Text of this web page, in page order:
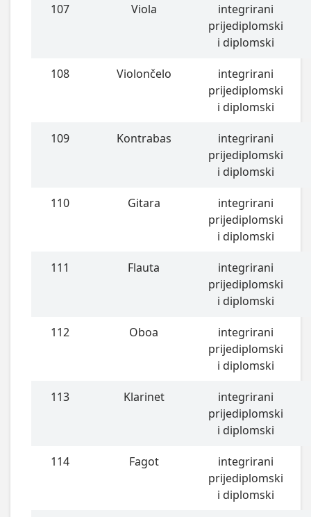
107 Viola
integrirani
prijediplomski
i diplomski
108 Violončelo
integrirani
prijediplomski
i diplomski
109 Kontrabas
integrirani
prijediplomski
i diplomski
110 Gitara
integrirani
prijediplomski
i diplomski
111 Flauta
integrirani
prijediplomski
i diplomski
112 Oboa
integrirani
prijediplomski
i diplomski
113 Klarinet
integrirani
prijediplomski
i diplomski
114 Fagot
integrirani
prijediplomski
i diplomski